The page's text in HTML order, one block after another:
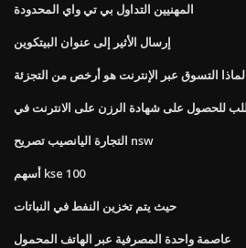
المهنيين التداول بي تي واي المحدودة
إرسال الأثير إلى عنوان البيتكوين
لماذا التسوق عبر الإنترنت هو أرخص من التجزئة
التجارة اليانصيب تصريح nsw
أسهم kse 100
حيث يتم تخزين النفط في النباتات
عاصمة واحدة المصرفية عبر الهاتف المحمول